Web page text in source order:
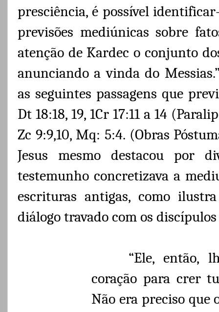
presciência, é possível
previsões mediúnicas sobre
atenção de Kardec o conjunto
anunciando a vinda do
as seguintes passagens que
Dt 18:18, 19, 1Cr 17:11 a 14
Zc 9:9,10, Mq: 5:4. (Obras
Jesus mesmo destacou por
testemunho concretizava a
escrituras antigas, como
diálogo travado com os
“Ele, então,
coração para crer
Não era preciso que